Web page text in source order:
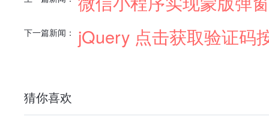
下一篇新闻： jQuery 点击获取验证码
猜你喜欢